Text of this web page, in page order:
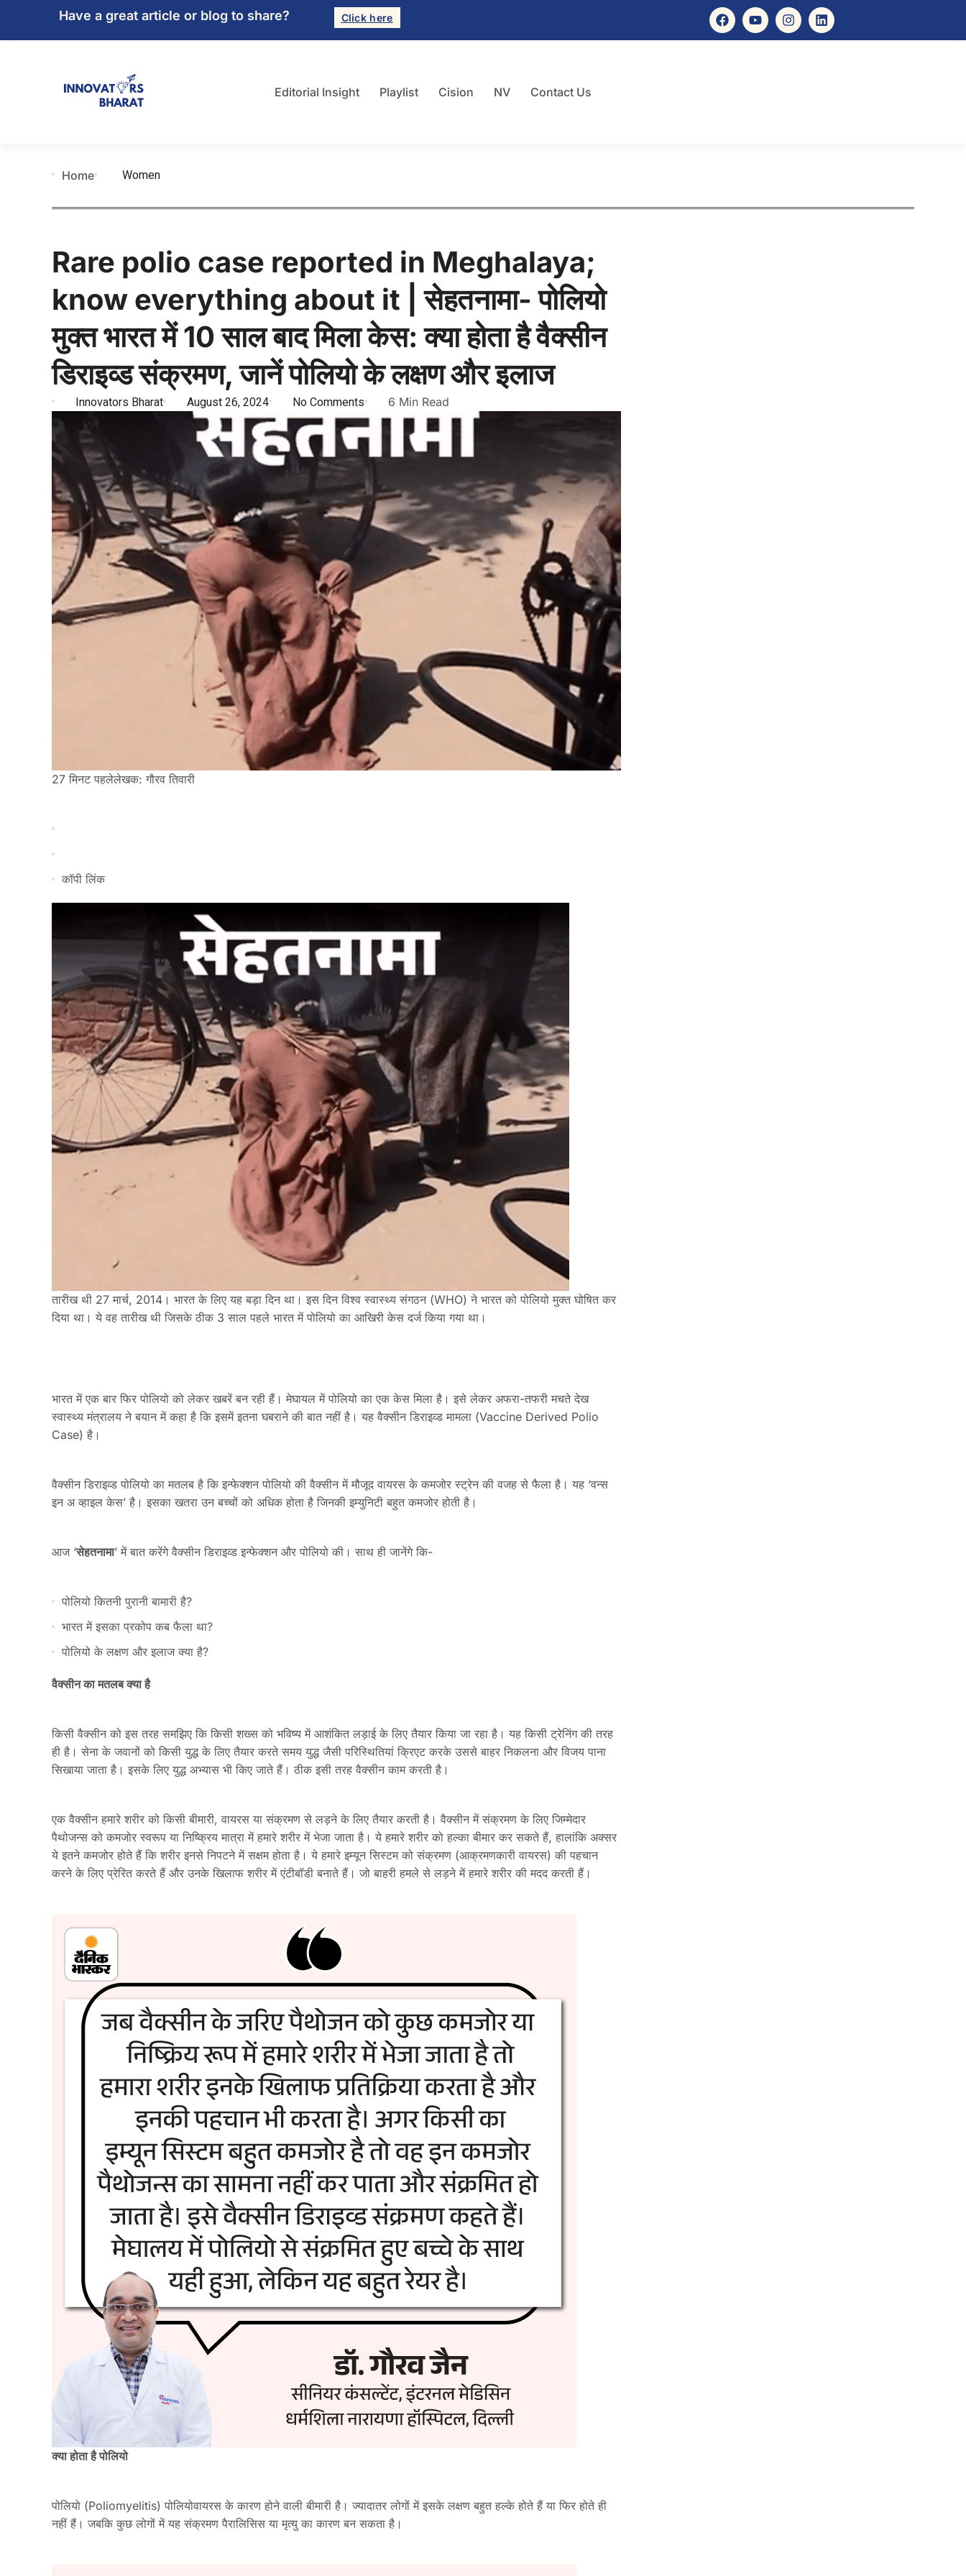
Have a great article or blog to share? Click here
Editorial Insight Playlist Cision NV Contact Us
Home Women
Rare polio case reported in Meghalaya;
know everything about it | सेहतनामा- पोलियो
मुक्त भारत में 10 साल बाद मिला केस: क्या होता है वैक्सीन
डिराइव्ड संक्रमण, जानें पोलियो के लक्षण और इलाज
Innovators Bharat August 26, 2024 No Comments 6 Min Read
27 मिनट पहलेलेखक: गौरव तिवारी
कॉपी लिंक
तारीख थी 27 मार्च, 2014। भारत के लिए यह बड़ा दिन था। इस दिन विश्व स्वास्थ्य संगठन (WHO) ने भारत को पोलियो मुक्त घोषित कर
दिया था। ये वह तारीख थी जिसके ठीक 3 साल पहले भारत में पोलियो का आखिरी केस दर्ज किया गया था।
भारत में एक बार फिर पोलियो को लेकर खबरें बन रही हैं। मेघायल में पोलियो का एक केस मिला है। इसे लेकर अफरा-तफरी मचते देख
स्वास्थ्य मंत्रालय ने बयान में कहा है कि इसमें इतना घबराने की बात नहीं है। यह वैक्सीन डिराइव्ड मामला (Vaccine Derived Polio
Case) है।
वैक्सीन डिराइव्ड पोलियो का मतलब है कि इन्फेक्शन पोलियो की वैक्सीन में मौजूद वायरस के कमजोर स्ट्रेन की वजह से फैला है। यह ‘वन्स
इन अ व्हाइल केस’ है। इसका खतरा उन बच्चों को अधिक होता है जिनकी इम्युनिटी बहुत कमजोर होती है।
आज ‘सेहतनामा’ में बात करेंगे वैक्सीन डिराइव्ड इन्फेक्शन और पोलियो की। साथ ही जानेंगे कि-
पोलियो कितनी पुरानी बामारी है?
भारत में इसका प्रकोप कब फैला था?
पोलियो के लक्षण और इलाज क्या है?
वैक्सीन का मतलब क्या है
किसी वैक्सीन को इस तरह समझिए कि किसी शख्स को भविष्य में आशंकित लड़ाई के लिए तैयार किया जा रहा है। यह किसी ट्रेनिंग की तरह
ही है। सेना के जवानों को किसी युद्ध के लिए तैयार करते समय युद्ध जैसी परिस्थितियां क्रिएट करके उससे बाहर निकलना और विजय पाना
सिखाया जाता है। इसके लिए युद्ध अभ्यास भी किए जाते हैं। ठीक इसी तरह वैक्सीन काम करती है।
एक वैक्सीन हमारे शरीर को किसी बीमारी, वायरस या संक्रमण से लड़ने के लिए तैयार करती है। वैक्सीन में संक्रमण के लिए जिम्मेदार
पैथोजन्स को कमजोर स्वरूप या निष्क्रिय मात्रा में हमारे शरीर में भेजा जाता है। ये हमारे शरीर को हल्का बीमार कर सकते हैं, हालांकि अक्सर
ये इतने कमजोर होते हैं कि शरीर इनसे निपटने में सक्षम होता है। ये हमारे इम्यून सिस्टम को संक्रमण (आक्रमणकारी वायरस) की पहचान
करने के लिए प्रेरित करते हैं और उनके खिलाफ शरीर में एंटीबॉडी बनाते हैं। जो बाहरी हमले से लड़ने में हमारे शरीर की मदद करती हैं।
क्या होता है पोलियो
पोलियो (Poliomyelitis) पोलियोवायरस के कारण होने वाली बीमारी है। ज्यादातर लोगों में इसके लक्षण बहुत हल्के होते हैं या फिर होते ही
नहीं हैं। जबकि कुछ लोगों में यह संक्रमण पैरालिसिस या मृत्यु का कारण बन सकता है।